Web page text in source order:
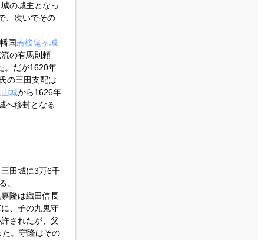
の城主となっ
、次いでその
国若桜鬼ヶ城
の有馬則頼
。だが1620年
の三田支配は
山城から1626年
へ移封となる
田城に3万6千
。
隆は織田信長
、子の九鬼守
されたが、父
。守隆はその